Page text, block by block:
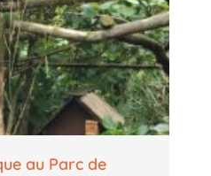
au Parc de